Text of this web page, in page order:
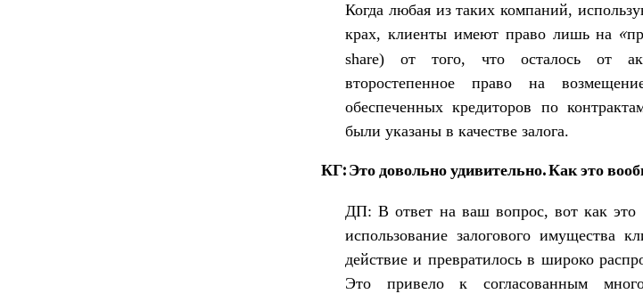
Когда любая из таких компаний,
крах, клиенты имеют право лишь на
share) от того, что осталось от
второстепенное право на
обеспеченных кредиторов по
были указаны в качестве залога.
КГ: Это довольно удивительно. Как это
ДП: В ответ на ваш вопрос, вот как это
использование залогового имущества
действие и превратилось в широко
Это привело к согласованным